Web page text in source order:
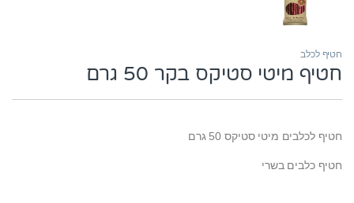
חטיף לכלב
חטיף מיטי סטיקס בקר 50 גרם
חטיף לכלבים מיטי סטיקס 50 גרם
חטיף כלבים בשרי